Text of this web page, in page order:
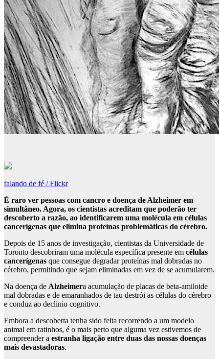
falando de fé / Flickr
É raro ver pessoas com cancro e doença de Alzheimer em
simultâneo. Agora, os cientistas acreditam que poderão ter
descoberto a razão, ao identificarem uma molécula em células
cancerígenas que elimina proteínas problemáticas do cérebro.
Depois de 15 anos de investigação, cientistas da Universidade de
Toronto descobriram uma molécula específica presente em células
cancerígenas que consegue degradar proteínas mal dobradas no
cérebro, permitindo que sejam eliminadas em vez de se acumularem.
Na doença de Alzheimera acumulação de placas de beta-amiloide
mal dobradas e de emaranhados de tau destrói as células do cérebro
e conduz ao declínio cognitivo.
Embora a descoberta tenha sido feita recorrendo a um modelo
animal em ratinhos, é o mais perto que alguma vez estivemos de
compreender a estranha ligação entre duas das nossas doenças
mais devastadoras.